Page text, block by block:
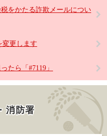
をかたる詐欺メールについ
変更します
たら「#7119」
消防署